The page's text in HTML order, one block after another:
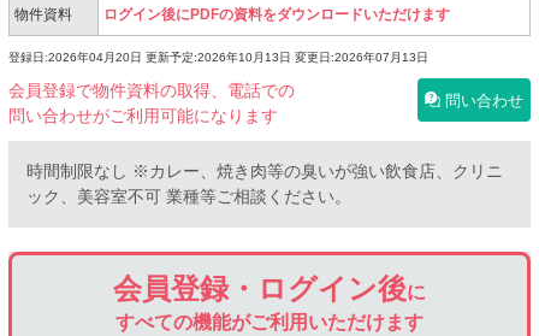
物件資料 ログイン後にPDFの資料をダウンロードいただけます
登録日:2026年04月20日 更新予定:2026年10月13日 変更日:2026年07月13日
会員登録で物件資料の取得、電話での
問い合わせがご利用可能になります
問い合わせ
時間制限なし ※カレー、焼き肉等の臭いが強い飲食店、クリニ
ック、美容室不可 業種等ご相談ください。
会員登録・ログイン後に
すべての機能がご利用いただけます